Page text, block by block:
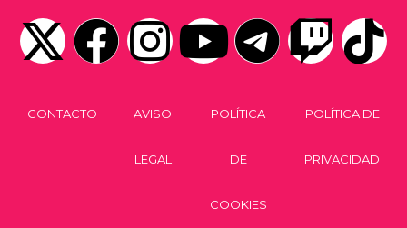
CONTACTO AVISO
LEGAL
POLÍTICA
DE
COOKIES
POLÍTICA DE
PRIVACIDAD